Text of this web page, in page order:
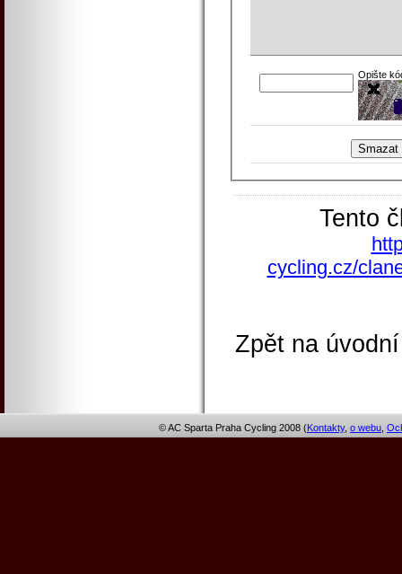
Opište
Tento
cycling.cz/
Zpět na
© AC Sparta Praha Cycling 2008 (Kontakty, o webu